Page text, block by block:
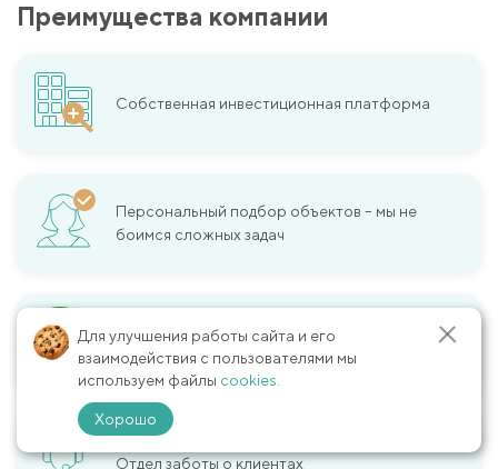
Преимущества компании
Собственная инвестиционная платформа
Персональный подбор объектов – мы не
боимся сложных задач
Репутация учредителей компании
Отдел заботы о клиентах
Для улучшения работы сайта и его
взаимодействия с пользователями мы
используем файлы cookies.
Хорошо